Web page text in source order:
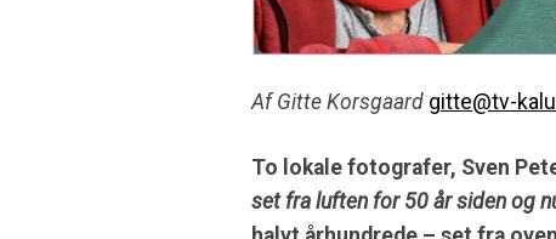
Af Gitte Korsgaard gitte@tv-
To lokale fotografer, Sven
set fra luften for 50 år siden og